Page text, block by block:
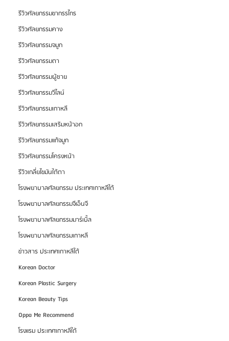
รีวิวศัลยกรรมขากรรไกร
รีวิวศัลยกรรมคาง
รีวิวศัลยกรรมจมูก
รีวิวศัลยกรรมตา
รีวิวศัลยกรรมผู้ชาย
รีวิวศัลยกรรมวีไลน์
รีวิวศัลยกรรมเกาหลี
รีวิวศัลยกรรมเสริมหน้าอก
รีวิวศัลยกรรมแก้จมูก
รีวิวศัลยกรรมโครงหน้า
รีวิวเกลี่ยไขมันใต้ตา
โรงพยาบาลศัลยกรรม ประเทศเกาหลีใต้
โรงพยาบาลศัลยกรรมจีเอ็นจี
โรงพยาบาลศัลยกรรมมาร์เบิ้ล
โรงพยาบาลศัลยกรรมเกาหลี
ข่าวสาร ประเทศเกาหลีใต้
Korean Doctor
Korean Plastic Surgery
Korean Beauty Tips
Oppa Me Recommend
โรงแรม ประเทศเกาหลีใต้